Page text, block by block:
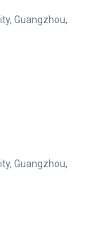
Guangzhou,
Guangzhou,